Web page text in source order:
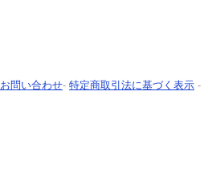
お問い合わせ- 特定商取引法に基づく表示 -